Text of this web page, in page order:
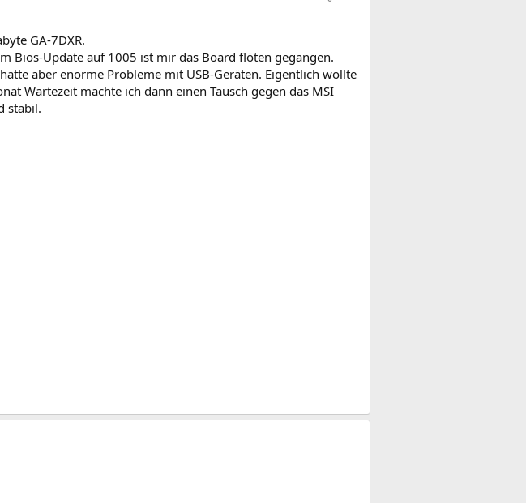
GA-7DXR.
Bios-Update auf 1005 ist mir das Board flöten gegangen.
aber enorme Probleme mit USB-Geräten. Eigentlich wollte
Wartezeit machte ich dann einen Tausch gegen das MSI
stabil.